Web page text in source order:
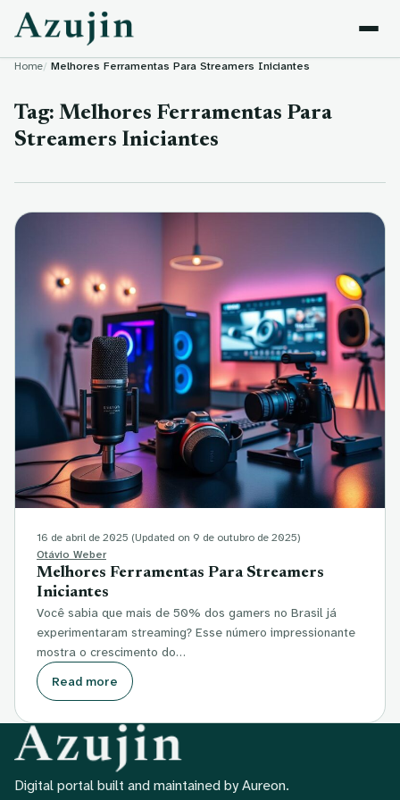
Skip to content
Home Melhores Ferramentas Para Streamers Iniciantes
Tag: Melhores Ferramentas Para
Streamers Iniciantes
16 de abril de 2025 (Updated on 9 de outubro de 2025)
Otávio Weber
Melhores Ferramentas Para Streamers
Iniciantes
Você sabia que mais de 50% dos gamers no Brasil já
experimentaram streaming? Esse número impressionante
mostra o crescimento do…
Read more
Digital portal built and maintained by Aureon.